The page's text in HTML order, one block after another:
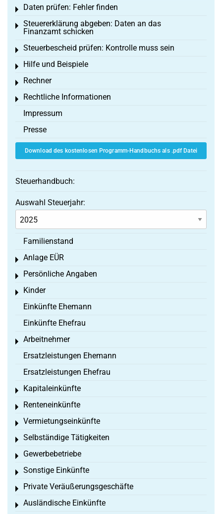
Daten prüfen: Fehler finden
Toggle menu
Steuererklärung abgeben: Daten an das
Finanzamt schicken
Toggle menu
Steuerbescheid prüfen: Kontrolle muss sein
Toggle menu
Hilfe und Beispiele
Toggle menu
Rechner
Toggle menu
Rechtliche Informationen
Toggle menu
Impressum
Presse
Download des kostenlosen Programm-Handbuchs als .pdf Datei
Steuerhandbuch:
Auswahl Steuerjahr:
Familienstand
Anlage EÜR
Toggle menu
Persönliche Angaben
Toggle menu
Kinder
Toggle menu
Einkünfte Ehemann
Einkünfte Ehefrau
Arbeitnehmer
Toggle menu
Ersatzleistungen Ehemann
Ersatzleistungen Ehefrau
Kapitaleinkünfte
Toggle menu
Renteneinkünfte
Toggle menu
Vermietungseinkünfte
Toggle menu
Selbständige Tätigkeiten
Toggle menu
Gewerbebetriebe
Toggle menu
Sonstige Einkünfte
Toggle menu
Private Veräußerungsgeschäfte
Toggle menu
Ausländische Einkünfte
Toggle menu